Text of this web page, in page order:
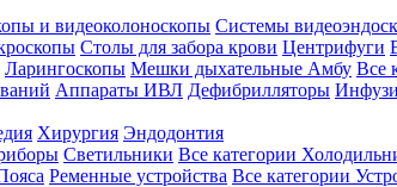
и видеоколоноскопы Системы
Столы для забора крови Центрифуги
Ларингоскопы Мешки дыхательные Амбу Все
Аппараты ИВЛ Дефибрилляторы
Хирургия Эндодонтия
Светильники Все категории
Ременные устройства Все категории